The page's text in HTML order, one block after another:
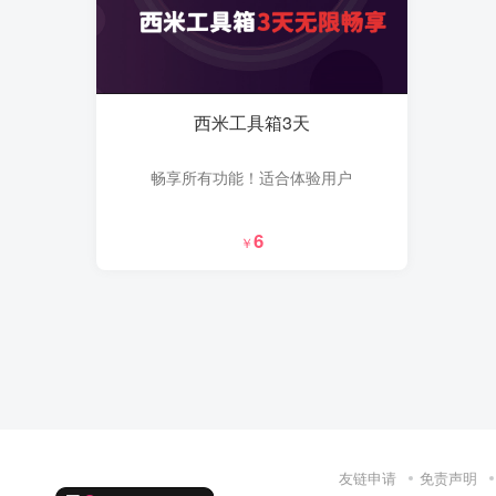
西米工具箱3天
畅享所有功能！适合体验用户
￥6
友链申请 免责声明